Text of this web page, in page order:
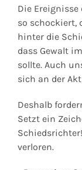
Die
so schockiert,
hinter die
dass Gewalt
sollte. Auch
sich an der
Deshalb
Setzt ein
verloren.